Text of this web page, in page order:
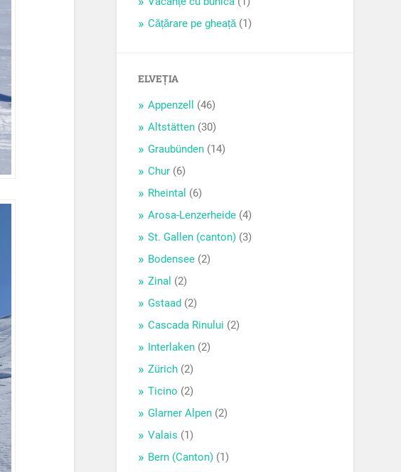
Cățărare pe gheață(1)
ELVEȚIA
Appenzell
(46)
Altstätten (30)
Graubünden (14)
Chur (6)
Rheintal (6)
Arosa-Lenzerheide (4)
St. Gallen (canton) (3)
Bodensee (2)
Zinal (2)
Gstaad (2)
Cascada Rinului (2)
Interlaken (2)
Zürich (2)
Ticino (2)
Glarner Alpen (2)
Valais (1)
Bern (Canton) (1)